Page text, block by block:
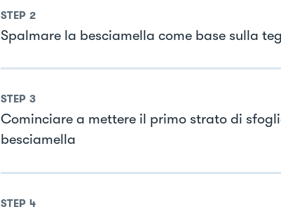
STEP 2
Spalmare la besciamella come base sulla
STEP 3
Cominciare a mettere il primo strato di
besciamella
STEP 4